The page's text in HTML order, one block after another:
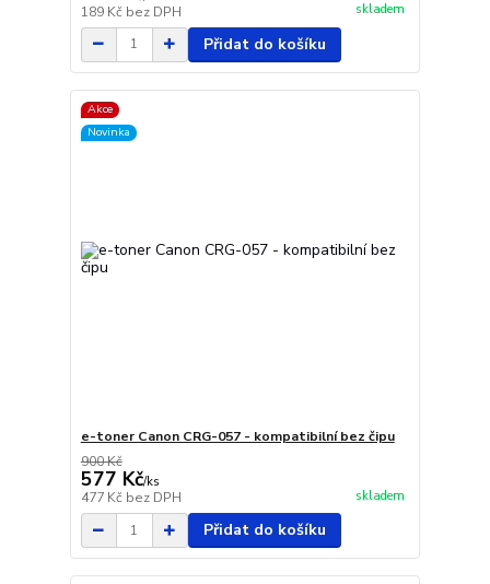
189 Kč bez DPH skladem
Přidat do košíku
Akce
Novinka
e-toner Canon CRG-057 - kompatibilní bez čipu
900 Kč
577 Kč/ks
477 Kč bez DPH skladem
Přidat do košíku